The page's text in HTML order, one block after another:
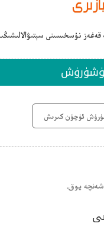
قەغەز نۇسخىسىنى
ئۈچۈن كىرىش
يوق.